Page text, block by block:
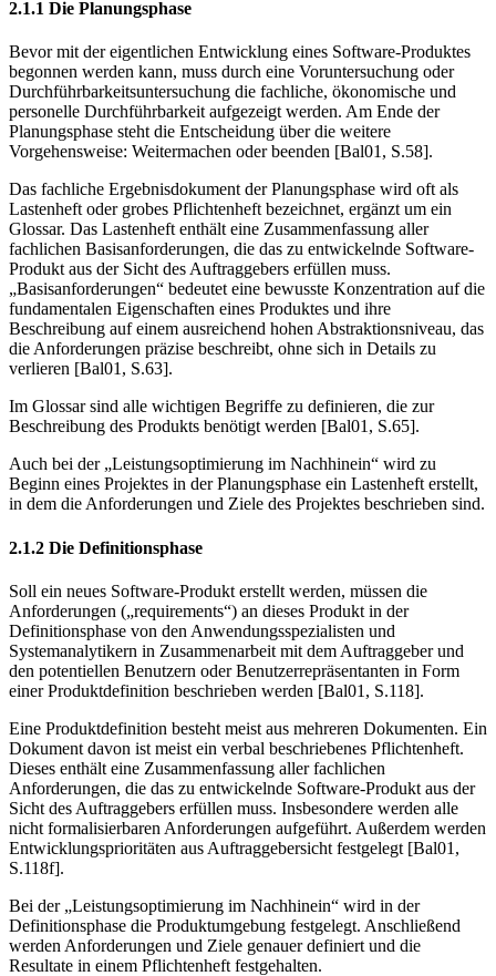
2.1.1 Die Planungsphase
Bevor mit der eigentlichen Entwicklung eines Software-Produktes
begonnen werden kann, muss durch eine Voruntersuchung oder
Durchführbarkeitsunter­suchung die fachliche, ökonomische und
personelle Durchführbarkeit aufgezeigt werden. Am Ende der
Planungsphase steht die Entscheidung über die weitere
Vorgehensweise: Weitermachen oder beenden [Bal01, S.58].
Das fachliche Ergebnisdokument der Planungsphase wird oft als
Lastenheft oder grobes Pflichtenheft bezeichnet, ergänzt um ein
Glossar. Das Lastenheft enthält eine Zusammenfassung aller
fachlichen Basisanforderungen, die das zu entwickelnde Software-
Produkt aus der Sicht des Auftraggebers erfüllen muss.
„Basisanforderungen“ bedeutet eine bewusste Konzentration auf die
funda­mentalen Eigenschaften eines Produktes und ihre
Beschreibung auf einem aus­reichend hohen Abstraktionsniveau, das
die Anforderungen präzise be­schreibt, ohne sich in Details zu
verlieren [Bal01, S.63].
Im Glossar sind alle wichtigen Begriffe zu definieren, die zur
Beschreibung des Produkts benötigt werden [Bal01, S.65].
Auch bei der „Leistungsoptimierung im Nachhinein“ wird zu
Beginn eines Pro­jektes in der Planungsphase ein Lastenheft erstellt,
in dem die Anforderungen und Ziele des Projektes beschrieben sind.
2.1.2 Die Definitionsphase
Soll ein neues Software-Produkt erstellt werden, müssen die
Anforderun­gen („requirements“) an dieses Produkt in der
Definitionsphase von den Anwen­dungsspezialisten und
Systemanalytikern in Zusammenarbeit mit dem Auftraggeber und
den potentiellen Benutzern oder Benutzerrepräsentanten in Form
einer Produktdefinition beschrieben werden [Bal01, S.118].
Eine Produktdefinition besteht meist aus mehreren Dokumenten. Ein
Dokument davon ist meist ein verbal beschriebenes Pflichtenheft.
Dieses enthält eine Zu­sammenfassung aller fachlichen
Anforderungen, die das zu entwickelnde Soft­ware-Produkt aus der
Sicht des Auftraggebers erfüllen muss. Insbesondere werden alle
nicht formalisierbaren Anforderungen aufgeführt. Außerdem werden
Entwicklungsprioritäten aus Auftrag­gebersicht festgelegt [Bal01,
S.118f].
Bei der „Leistungsoptimierung im Nachhinein“ wird in der
Definitionsphase die Produktumgebung festgelegt. Anschließend
werden Anforderungen und Ziele genauer definiert und die
Resultate in einem Pflichtenheft festgehalten.